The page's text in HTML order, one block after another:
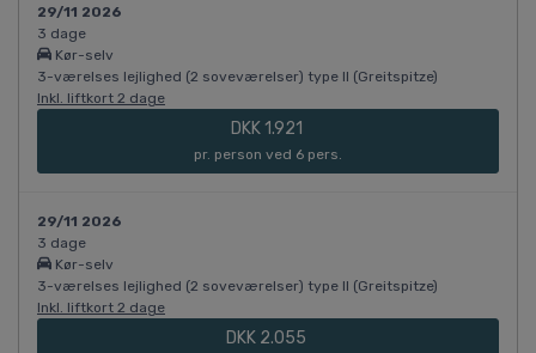
29/11 2026
3 dage
Kør-selv
3-værelses lejlighed (2 soveværelser) type II (Greitspitze)
Inkl. liftkort 2 dage
DKK 1.921
pr. person ved 6 pers.
29/11 2026
3 dage
Kør-selv
3-værelses lejlighed (2 soveværelser) type II (Greitspitze)
Inkl. liftkort 2 dage
DKK 2.055